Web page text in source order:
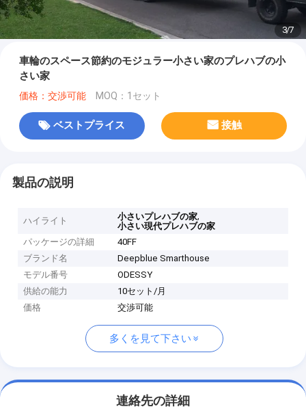
3/7
車輪のスペース節約のモジュラー小さい家のプレハブの小
さい家
価格：交渉可能 MOQ：1セット
ベストプライス 接触
製品の説明
ハイライト 小さいプレハブの家,
小さい現代プレハブの家
パッケージの詳細
40FF
ブランド名
Deepblue Smarthouse
モデル番号
ODESSY
供給の能力
10セット/月
価格
交渉可能
多くを見て下さい
連絡先の詳細